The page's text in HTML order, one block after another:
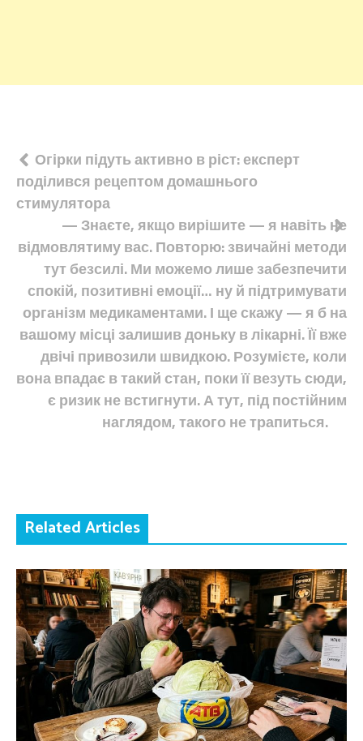
Навігація
записів
Огірки підуть активно в ріст: експерт
поділився рецептом домашнього
стимулятора
— Знаєте, якщо вирішите — я навіть не
відмовлятиму вас. Повторю: звичайні методи
тут безсилі. Ми можемо лише забезпечити
спокій, позитивні емоції… ну й підтримувати
організм медикаментами. І ще скажу — я б на
вашому місці залишив доньку в лікарні. Її вже
двічі привозили швидкою. Розумієте, коли
вона впадає в такий стан, поки її везуть сюди,
є ризик не встигнути. А тут, під постійним
наглядом, такого не трапиться.
Related Articles